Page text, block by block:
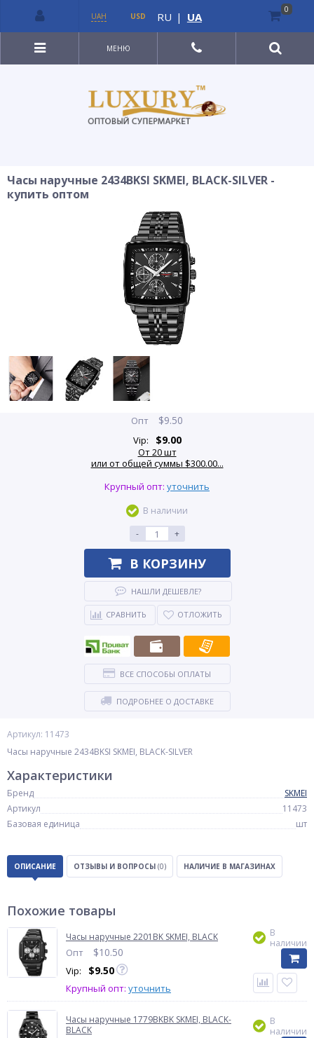
МЕНЮ
Часы наручные 2434BKSI SKMEI, BLACK-SILVER -
купить оптом
Артикул: 11473
Часы наручные 2434BKSI SKMEI, BLACK-SILVER
Опт $9.50
Vip: $9.00
От 20 шт
или от общей суммы $300.00...
Крупный опт: уточнить
В наличии
-
+
В КОРЗИНУ
НАШЛИ ДЕШЕВЛЕ?
СРАВНИТЬ ОТЛОЖИТЬ
ВСЕ СПОСОБЫ ОПЛАТЫ
ПОДРОБНЕЕ О ДОСТАВКЕ
Характеристики
Бренд
SKMEI
Артикул
11473
Базовая единица
шт
ОПИСАНИЕ ОТЗЫВЫ И ВОПРОСЫ (0) НАЛИЧИЕ В МАГАЗИНАХ
Похожие товары
Часы наручные 2201BK SKMEI, BLACK
Опт $10.50
Vip: $9.50
Крупный опт: уточнить
В
наличии
Часы наручные 1779BKBK SKMEI, BLACK-
BLACK
В
наличии
UAH USD RU | UA
0